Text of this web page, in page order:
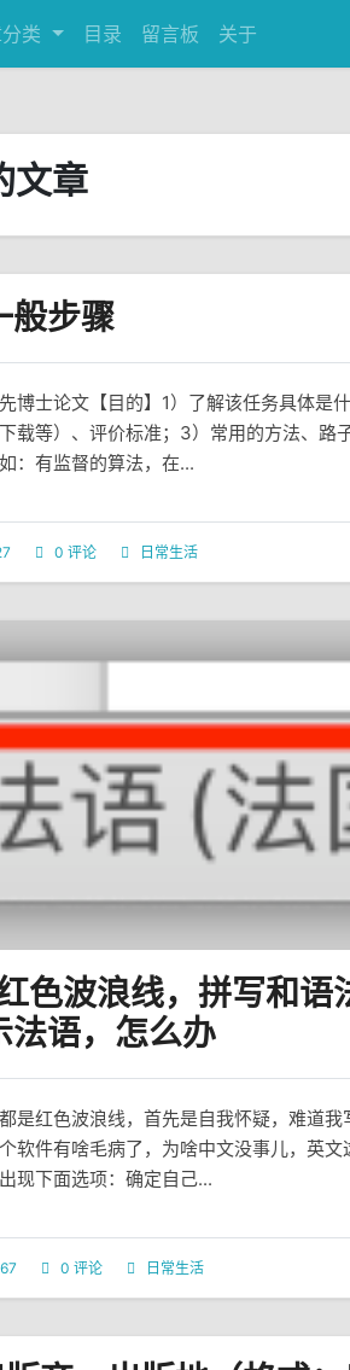
类 目录 留言板 关于
文章
般步骤
士论文【目的】1）了解该任务具体是
载等）、评价标准；3）常用的方法、路
：有监督的算法，在...
0 评论 日常生活
色波浪线，拼写和语
法语，怎么办
是红色波浪线，首先是自我怀疑，难道
软件有啥毛病了，为啥中文没事儿，英文
现下面选项：确定自己...
0 评论 日常生活